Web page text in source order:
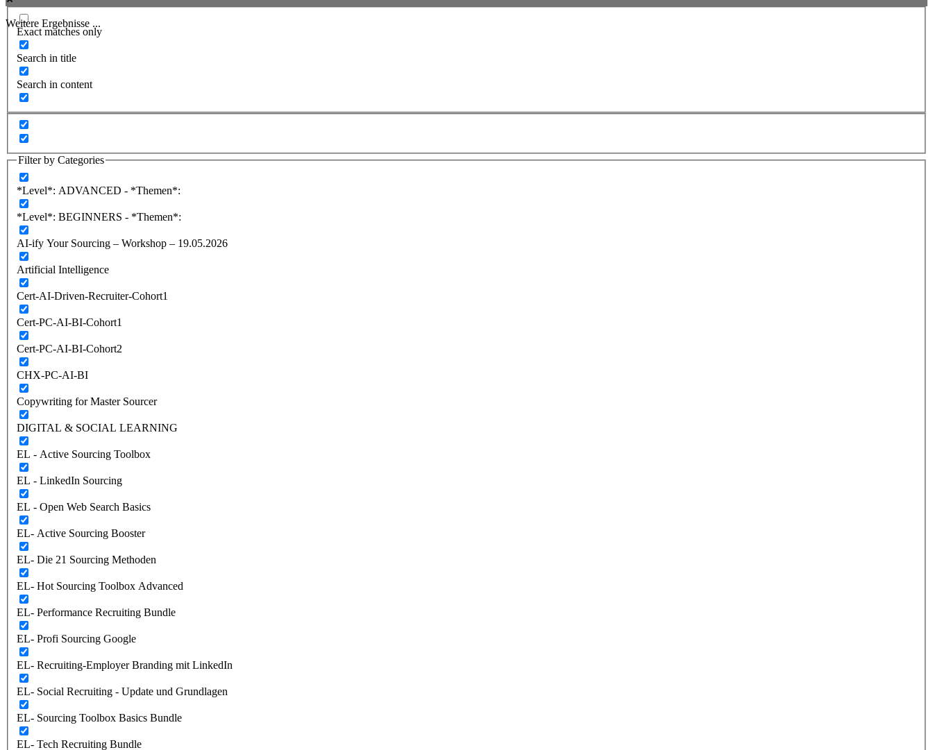
Weitere Ergebnisse ...
Exact matches only
Search in title
Search in content
Filter by Categories
*Level*: ADVANCED - *Themen*:
*Level*: BEGINNERS - *Themen*:
AI-ify Your Sourcing – Workshop – 19.05.2026
Artificial Intelligence
Cert-AI-Driven-Recruiter-Cohort1
Cert-PC-AI-BI-Cohort1
Cert-PC-AI-BI-Cohort2
CHX-PC-AI-BI
Copywriting for Master Sourcer
DIGITAL & SOCIAL LEARNING
EL - Active Sourcing Toolbox
EL - LinkedIn Sourcing
EL - Open Web Search Basics
EL- Active Sourcing Booster
EL- Die 21 Sourcing Methoden
EL- Hot Sourcing Toolbox Advanced
EL- Performance Recruiting Bundle
EL- Profi Sourcing Google
EL- Recruiting-Employer Branding mit LinkedIn
EL- Social Recruiting - Update und Grundlagen
EL- Sourcing Toolbox Basics Bundle
EL- Tech Recruiting Bundle